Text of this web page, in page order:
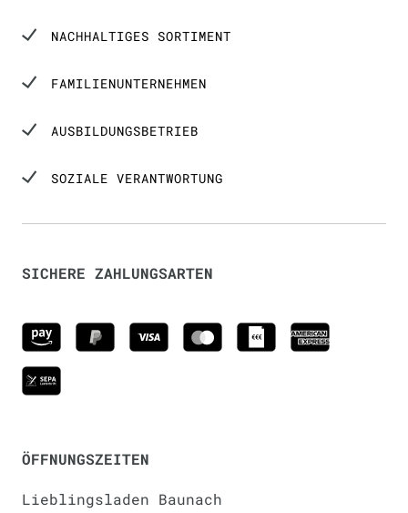
NACHHALTIGES SORTIMENT
FAMILIENUNTERNEHMEN
AUSBILDUNGSBETRIEB
SOZIALE VERANTWORTUNG
SICHERE ZAHLUNGSARTEN
ÖFFNUNGSZEITEN
Lieblingsladen Baunach